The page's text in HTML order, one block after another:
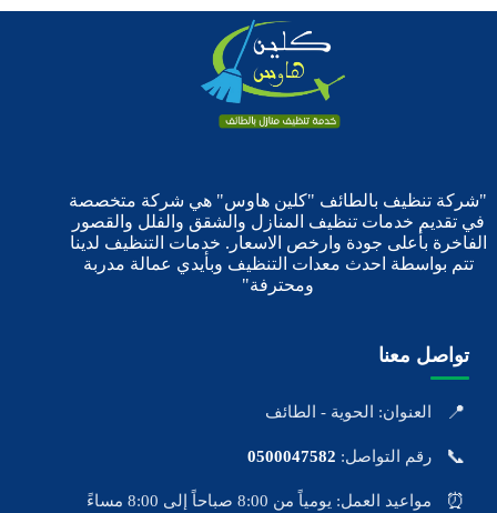
"شركة تنظيف بالطائف "كلين هاوس" هي شركة متخصصة
في تقديم خدمات تنظيف المنازل والشقق والفلل والقصور
الفاخرة بأعلى جودة وارخص الاسعار. خدمات التنظيف لدينا
تتم بواسطة احدث معدات التنظيف وبأيدي عمالة مدربة
ومحترفة"
تواصل معنا
📍 العنوان: الحوية - الطائف
📞 رقم التواصل: 0500047582
⏰ مواعيد العمل: يومياً من 8:00 صباحاً إلى 8:00 مساءً